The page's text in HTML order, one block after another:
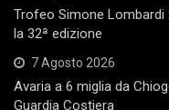
Trofeo Simone Lombardi
la 32ª edizione
7 Agosto 2026
Avaria a 6 miglia da
Guardia Costiera